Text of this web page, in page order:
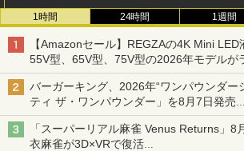
1時間 24時間 1週間
【Amazonセール】REGZAの4K Mini LED
55V型、65V型、75V型の2026年モデルが
バーガーキング、2026年“ワンパウンダー
ティ ザ・ワンパウンダー」を8月7日発売
「特製ガーリックマヨソース」を使用し
「スーパーリアル麻雀 Venus Returns」8
衣麻雀が3D×VRで復活